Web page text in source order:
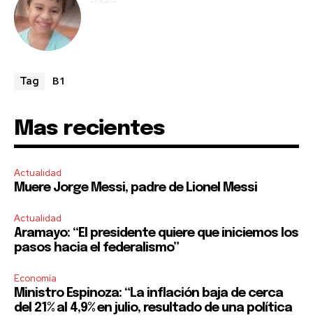
Tag B1
Mas recientes
Actualidad
Muere Jorge Messi, padre de Lionel Messi
Actualidad
Aramayo: “El presidente quiere que iniciemos los
pasos hacia el federalismo”
Economía
Ministro Espinoza: “La inflación baja de cerca
del 21% al 4,9% en julio, resultado de una política